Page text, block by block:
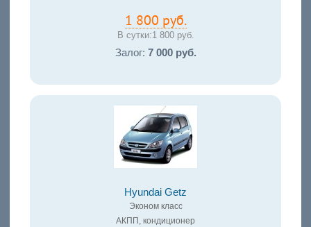
1 800 руб.
В сутки:1 800 руб.
Залог: 7 000 руб.
Hyundai Getz
Эконом класс
АКПП, кондиционер